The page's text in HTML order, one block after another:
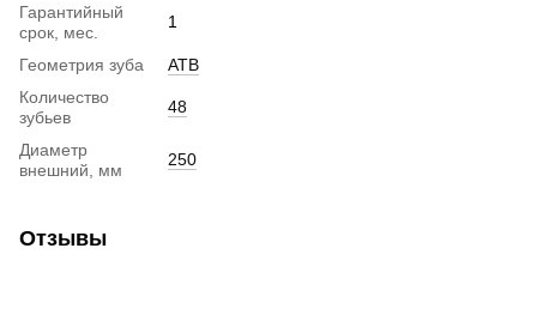
Гарантийный
срок, мес.
1
Геометрия зуба
ATB
Количество
зубьев
48
Диаметр
внешний, мм
250
Отзывы